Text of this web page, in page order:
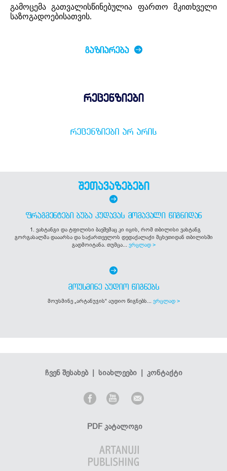
გამოცემა გათვალისწინებულია ფართო მკითხველი
საზოგადოებისათვის.
ᲒᲐᲖᲘᲐᲠᲔᲑᲐ
რეცენზიები
ᲠᲔᲪᲔᲜᲖᲘᲔᲑᲘ ᲐᲠ ᲐᲠᲘᲡ
შეთავაზებები
ᲤᲠᲐᲒᲛᲔᲜᲢᲔᲑᲘ ᲑᲣᲑᲐ ᲙᲣᲓᲐᲕᲐᲡ ᲛᲝᲛᲐᲕᲐᲚᲘ ᲬᲘᲒᲜᲘᲓᲐᲜ
1. ვახტანგი და ტფილისი ბავშვმაც კი იცის, რომ თბილისი ვახტანგ
გორგასალმა დააარსა და საქართველოს დედაქალაქი მცხეთიდან თბილისში
გადმოიტანა. თუმცა... ვრცლად >
ᲛᲝᲣᲡᲛᲘᲜᲔ ᲐᲣᲓᲘᲝ ᲬᲘᲒᲜᲔᲑᲡ
მოუსმინე „არტანუჯის“ აუდიო წიგნებს... ვრცლად >
ჩვენ შესახებ| სიახლეები| კონტაქტი
PDF კატალოგი